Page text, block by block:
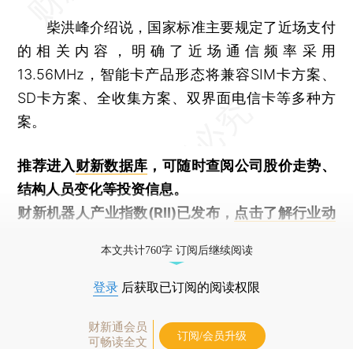
柴洪峰介绍说，国家标准主要规定了近场支付
的相关内容，明确了近场通信频率采用
13.56MHz，智能卡产品形态将兼容SIM卡方案、
SD卡方案、全收集方案、双界面电信卡等多种方
案。
推荐进入财新数据库 ，可随时查阅公司股价走势、
结构人员变化等投资信息。
财新机器人产业指数(RII)已发布， 点击了解行业动
本文共计760字 订阅后继续阅读
登录 后获取已订阅的阅读权限
财新通会员
可畅读全文
订阅/会员升级